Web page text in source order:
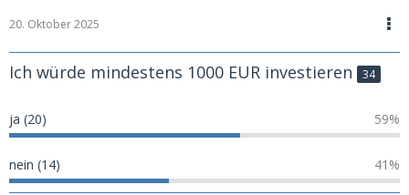
20. Oktober 2025
Ich würde mindestens 1000 EUR investieren 34
ja (20) 59%
nein (14) 41%